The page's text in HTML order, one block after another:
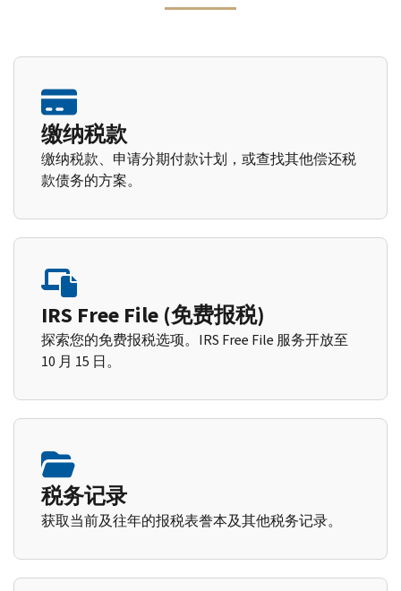
缴纳税款
缴纳税款、申请分期付款计划，或查找其他偿还税
款债务的方案。
IRS Free File (免费报税)
探索您的免费报税选项。IRS Free File 服务开放至
10 月 15 日。
税务记录
获取当前及往年的报税表誊本及其他税务记录。